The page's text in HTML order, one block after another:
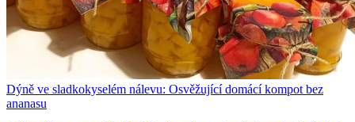
Dýně ve sladkokyselém nálevu: Osvěžující domácí kompot bez
ananasu